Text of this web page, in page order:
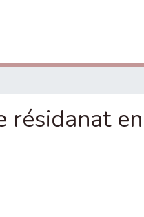
résidanat en